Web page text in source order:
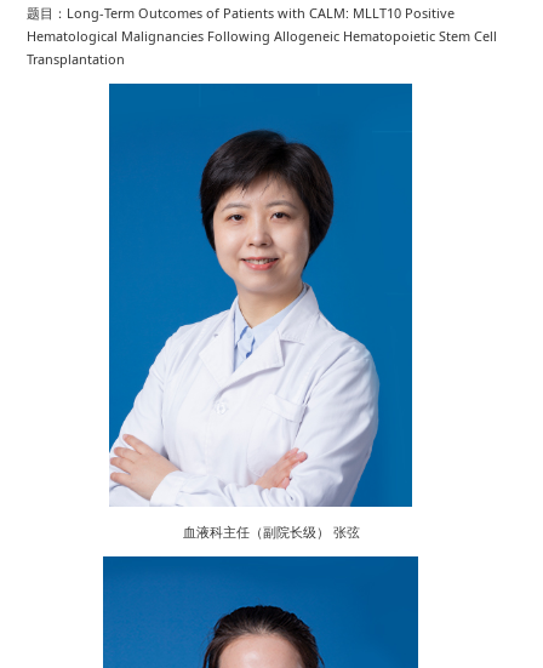
题目：Long-Term Outcomes of Patients with CALM: MLLT10 Positive
Hematological Malignancies Following Allogeneic Hematopoietic Stem Cell
Transplantation
血液科主任（副院长级） 张弦